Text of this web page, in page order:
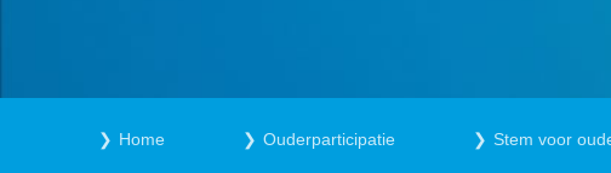
Home Ouderparticipatie Stem voor